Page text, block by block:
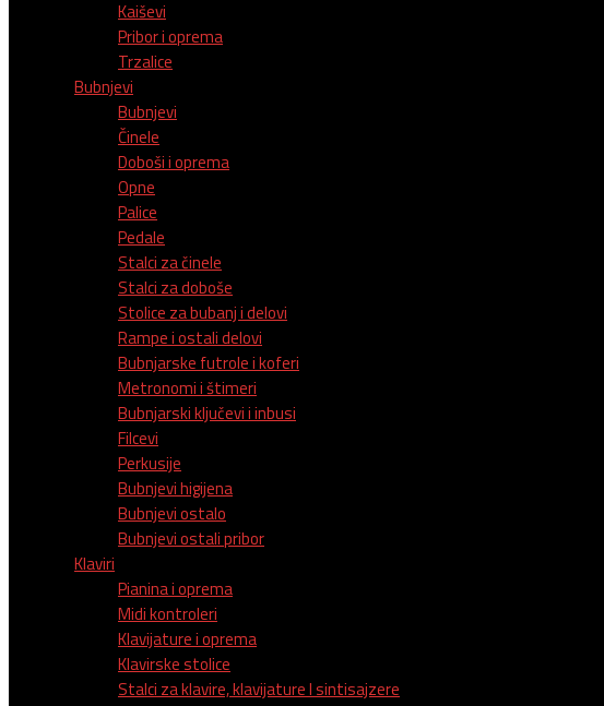
Kaiševi
Pribor i oprema
Trzalice
Bubnjevi
Bubnjevi
Činele
Doboši i oprema
Opne
Palice
Pedale
Stalci za činele
Stalci za doboše
Stolice za bubanj i delovi
Rampe i ostali delovi
Bubnjarske futrole i koferi
Metronomi i štimeri
Bubnjarski ključevi i inbusi
Filcevi
Perkusije
Bubnjevi higijena
Bubnjevi ostalo
Bubnjevi ostali pribor
Klaviri
Pianina i oprema
Midi kontroleri
Klavijature i oprema
Klavirske stolice
Stalci za klavire, klavijature I sintisajzere